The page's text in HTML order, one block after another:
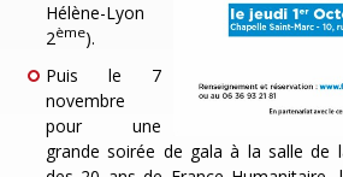
Hélène-Lyon
2ème).
Puis le 7
novembre
pour une
grande soirée de gala à la salle de